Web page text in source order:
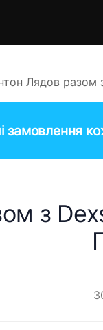
Лядов разом
замовлення
з